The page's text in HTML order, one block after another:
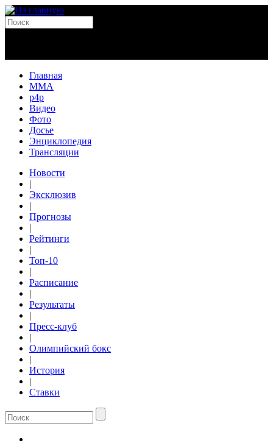
Главная
MMA
p4p
Видео
Фото
Досье
Энциклопедия
Трансляции
Новости
|
Эксклюзив
|
Прогнозы
|
Рейтинги
|
Топ-10
|
Расписание
|
Результаты
|
Пресс-клуб
|
Олимпийский бокс
|
История
|
Ставки